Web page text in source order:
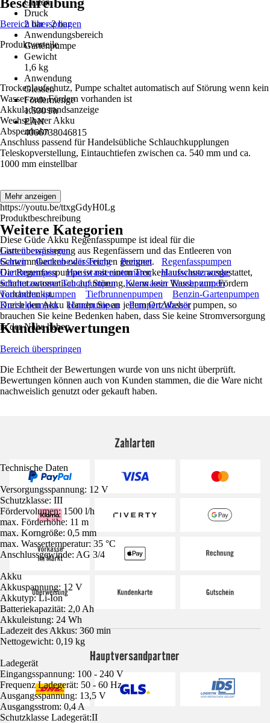
Garten
Druck
2 bar - 2 bar
Anwendungsbereich
Gartenpumpe
Gewicht
1,6 kg
Anwendung
Giessen
Fördermenge
1.500 l/h
EAN
4066738046815
Bereich überspringen
Produktvorteile
Trockenlaufschutz, Pumpe schaltet automatisch auf Störung wenn kein
Wasser zum Fördern vorhanden ist
Akkuladezustandsanzeige
Wechselbarer Akku
Absperrhahn
Anschluss passend für Handelsübliche Schlauchkupplungen
Teleskopverstellung, Eintauchtiefen zwischen ca. 540 mm und ca.
1000 mm einstellbar
https://youtu.be/ttxgGdyH0Lg
Produktbeschreibung
Diese Güde Akku Regenfasspumpe ist ideal für die
Gartenbewässerung aus Regenfässern und das Entleeren von
Schwimmbecken oder Teichen geeignet.
Die Regenfasspumpe ist mit einem Trockenlaufschutz ausgestattet,
schaltet automatisch auf Störung, wenn kein Wasser zum Fördern
vorhanden ist.
Durch den Akku können Sie an jedem Ort Wasser pumpen, so
brauchen Sie keine Bedenken haben, dass Sie keine Stromversorgung
in der Nähe haben.
Technische Daten
Versorgungsspannung: 12 V
Schutzklasse: III
Fördervolumen: 1500 l/h
max. Förderhöhe: 11 m
max. Korngröße: 0,5 mm
max. Wassertemperatur: 35 °C
Anschlussgewinde: AG 3/4
Akku
Akkuspannung: 12 V
Akkutyp: Li-Ion
Batteriekapazität: 2,0 Ah
Akkuleistung: 24 Wh
Ladezeit des Akkus: 360 min
Nettogewicht: 0,19 kg
Ladegerät
Eingangsspannung: 100 - 240 V
Frequenz Ladegerät: 50 - 60 Hz
Ausgangsspannung: 13,5 V
Ausgangsstrom: 0,4 A
Schutzklasse Ladegerät:II
Mehr anzeigen
Weitere Kategorien
Liste überspringen
Garten
Gartenbewässerung Pumpen
Regenfasspumpen
Gartenpumpen
Hauswasserautomaten
Hauswasserwerke
Schmutzwasser Tauchpumpen
Klarwasser Tauchpumpen
Tauchdruckpumpen
Tiefbrunnenpumpen
Benzin-Gartenpumpen
Kreiselpumpen
Handpumpen Pumpenzubehör
Kundenbewertungen
Bereich überspringen
Die Echtheit der Bewertungen wurde von uns nicht überprüft.
Bewertungen können auch von Kunden stammen, die die Ware nicht
nachweislich genutzt oder gekauft haben.
Zahlarten
Hauptversandpartner